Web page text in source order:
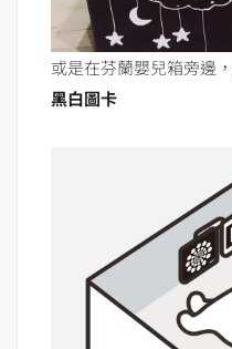
或是在芬蘭嬰兒箱旁邊
黑白圖卡